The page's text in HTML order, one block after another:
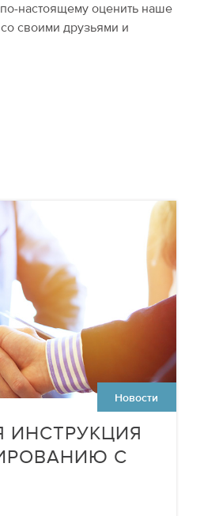
настоящему оценить наше
своими друзьями и
Новости
С